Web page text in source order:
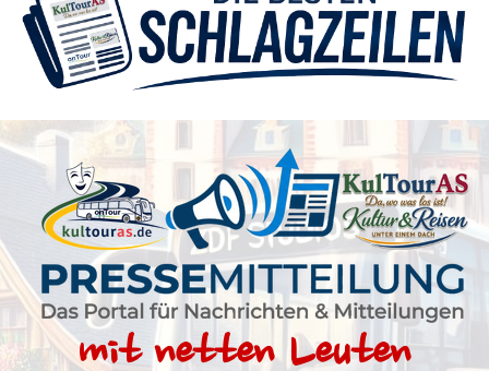
mit netten Leuten